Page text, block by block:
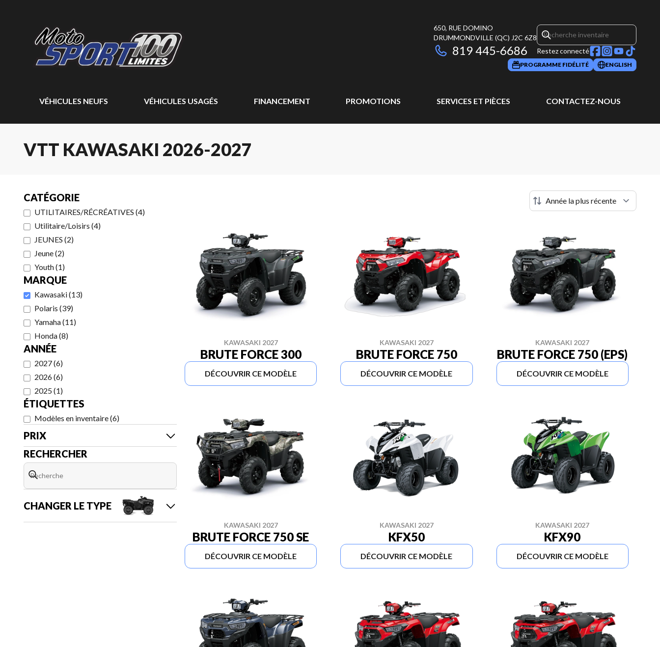
650, RUE DOMINO
DRUMMONDVILLE (QC) J2C 6Z8
819 445-6686 Restez connecté
PROGRAMME FIDÉLITÉ ENGLISH
VÉHICULES NEUFS VÉHICULES USAGÉS FINANCEMENT PROMOTIONS SERVICES ET PIÈCES CONTACTEZ-NOUS
VTT KAWASAKI 2026-2027
CATÉGORIE
UTILITAIRES/RÉCRÉATIVES (4)
Utilitaire/Loisirs (4)
JEUNES (2)
Jeune(2)
Youth(1)
MARQUE
Kawasaki(13)
Polaris (39)
Yamaha(11)
Honda(8)
ANNÉE
2027(6)
2026(6)
2025(1)
ÉTIQUETTES
Modèles en inventaire(6)
PRIX
RECHERCHER
CHANGER LE TYPE
KAWASAKI 2027
BRUTE FORCE 300
DÉCOUVRIR CE MODÈLE
KAWASAKI 2027
BRUTE FORCE 750
DÉCOUVRIR CE MODÈLE
KAWASAKI 2027
BRUTE FORCE 750 (EPS)
DÉCOUVRIR CE MODÈLE
KAWASAKI 2027
BRUTE FORCE 750 SE
DÉCOUVRIR CE MODÈLE
KAWASAKI 2027
KFX50
DÉCOUVRIR CE MODÈLE
KAWASAKI 2027
KFX90
DÉCOUVRIR CE MODÈLE